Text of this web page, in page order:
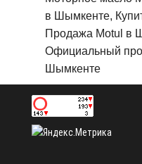
в Шымкенте,
Продажа Motul в
Официальный
Шымкенте